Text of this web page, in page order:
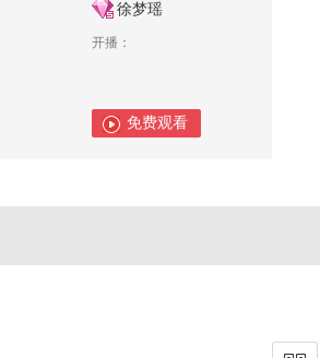
徐梦瑶
开播：
免费观看